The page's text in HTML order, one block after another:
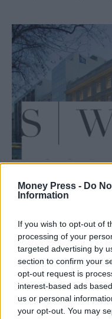
Money Press - Do
Information
If you wish to opt-out of
processing of your
targeted advertising by
section to confirm your
opt-out request is
interest-based ads
us or personal
your opt-out. You may
Η SWOT Hospitality
με την Alpha Bank
26 Μαρτίου, 2026
Η SWOT Hospitality
με την Alpha Bank, στο
υπηρεσιών (advisory) προς…